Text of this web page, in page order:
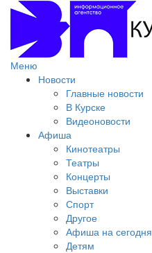
Меню
Новости
Главные новости
В Курске
Видеоновости
Афиша
Кинотеатры
Театры
Концерты
Выставки
Спорт
Другое
Афиша на сегодня
Детям